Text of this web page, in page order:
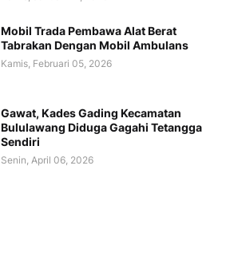
Mobil Trada Pembawa Alat Berat
Tabrakan Dengan Mobil Ambulans
Kamis, Februari 05, 2026
Gawat, Kades Gading Kecamatan
Bululawang Diduga Gagahi Tetangga
Sendiri
Senin, April 06, 2026